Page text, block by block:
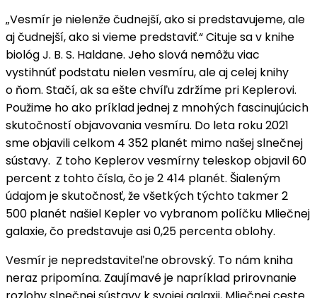
„Vesmír je nielenže čudnejší, ako si predstavujeme, ale
aj čudnejší, ako si vieme predstaviť.“ Cituje sa v knihe
biológ J. B. S. Haldane. Jeho slová nemôžu viac
vystihnúť podstatu nielen vesmíru, ale aj celej knihy
o ňom. Stačí, ak sa ešte chvíľu zdržíme pri Keplerovi.
Použime ho ako príklad jednej z mnohých fascinujúcich
skutočností objavovania vesmíru. Do leta roku 2021
sme objavili celkom 4 352 planét mimo našej slnečnej
sústavy. Z toho Keplerov vesmírny teleskop objavil 60
percent z tohto čísla, čo je 2 414 planét. Šialeným
údajom je skutočnosť, že všetkých týchto takmer 2
500 planét našiel Kepler vo vybranom políčku Mliečnej
galaxie, čo predstavuje asi 0,25 percenta oblohy.
Vesmír je nepredstaviteľne obrovský. To nám kniha
neraz pripomína. Zaujímavé je napríklad prirovnanie